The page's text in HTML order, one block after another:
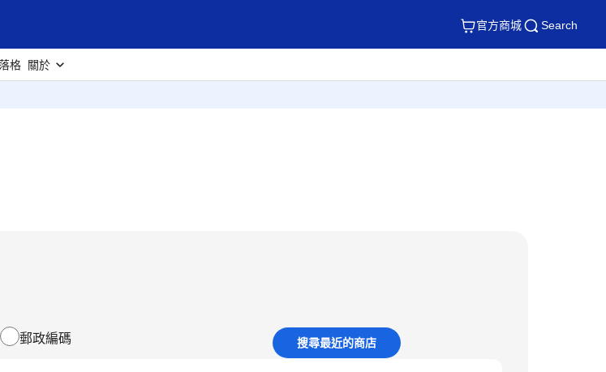
官方商城 Search
格 關於
郵政編碼 搜尋最近的商店